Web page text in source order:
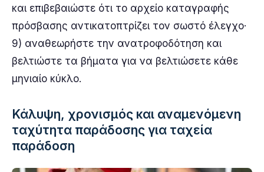
και επιβεβαιώστε ότι το αρχείο καταγραφής
πρόσβασης αντικατοπτρίζει τον σωστό έλεγχο·
9) αναθεωρήστε την ανατροφοδότηση και
βελτιώστε τα βήματα για να βελτιώσετε κάθε
μηνιαίο κύκλο.
Κάλυψη, χρονισμός και αναμενόμενη
ταχύτητα παράδοσης για ταχεία
παράδοση